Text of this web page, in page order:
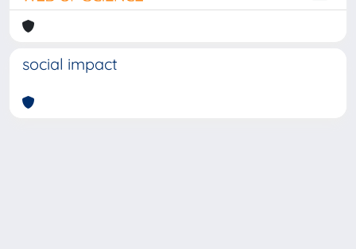
social impact